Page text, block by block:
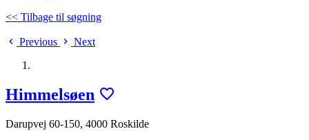
<< Tilbage til søgning
Previous Next
Himmelsøen
Darupvej 60-150, 4000 Roskilde